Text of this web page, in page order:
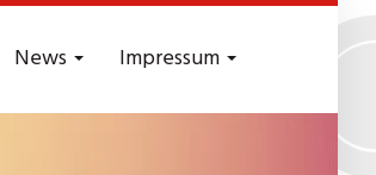
News Impressum